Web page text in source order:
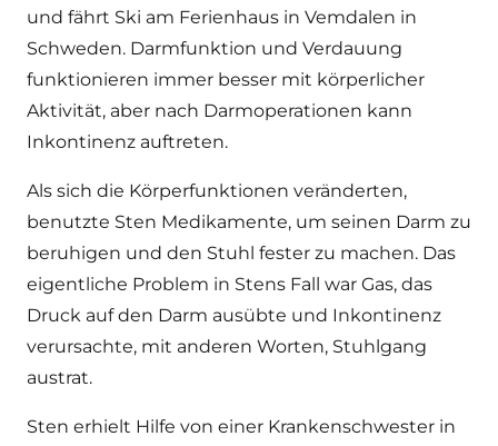
und fährt Ski am Ferienhaus in Vemdalen in
Schweden. Darmfunktion und Verdauung
funktionieren immer besser mit körperlicher
Aktivität, aber nach Darmoperationen kann
Inkontinenz auftreten.
Als sich die Körperfunktionen veränderten,
benutzte Sten Medikamente, um seinen Darm zu
beruhigen und den Stuhl fester zu machen. Das
eigentliche Problem in Stens Fall war Gas, das
Druck auf den Darm ausübte und Inkontinenz
verursachte, mit anderen Worten, Stuhlgang
austrat.
Sten erhielt Hilfe von einer Krankenschwester in